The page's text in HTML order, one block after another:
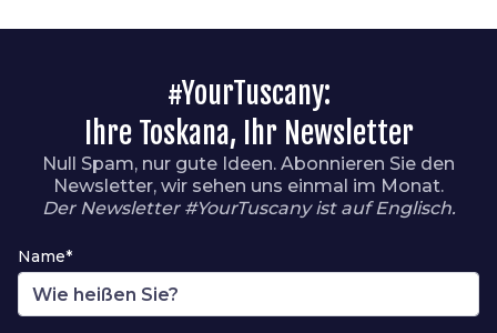
#YourTuscany:
Ihre Toskana, Ihr Newsletter
Null Spam, nur gute Ideen. Abonnieren Sie den
Newsletter, wir sehen uns einmal im Monat.
Der Newsletter #YourTuscany ist auf Englisch.
Name*